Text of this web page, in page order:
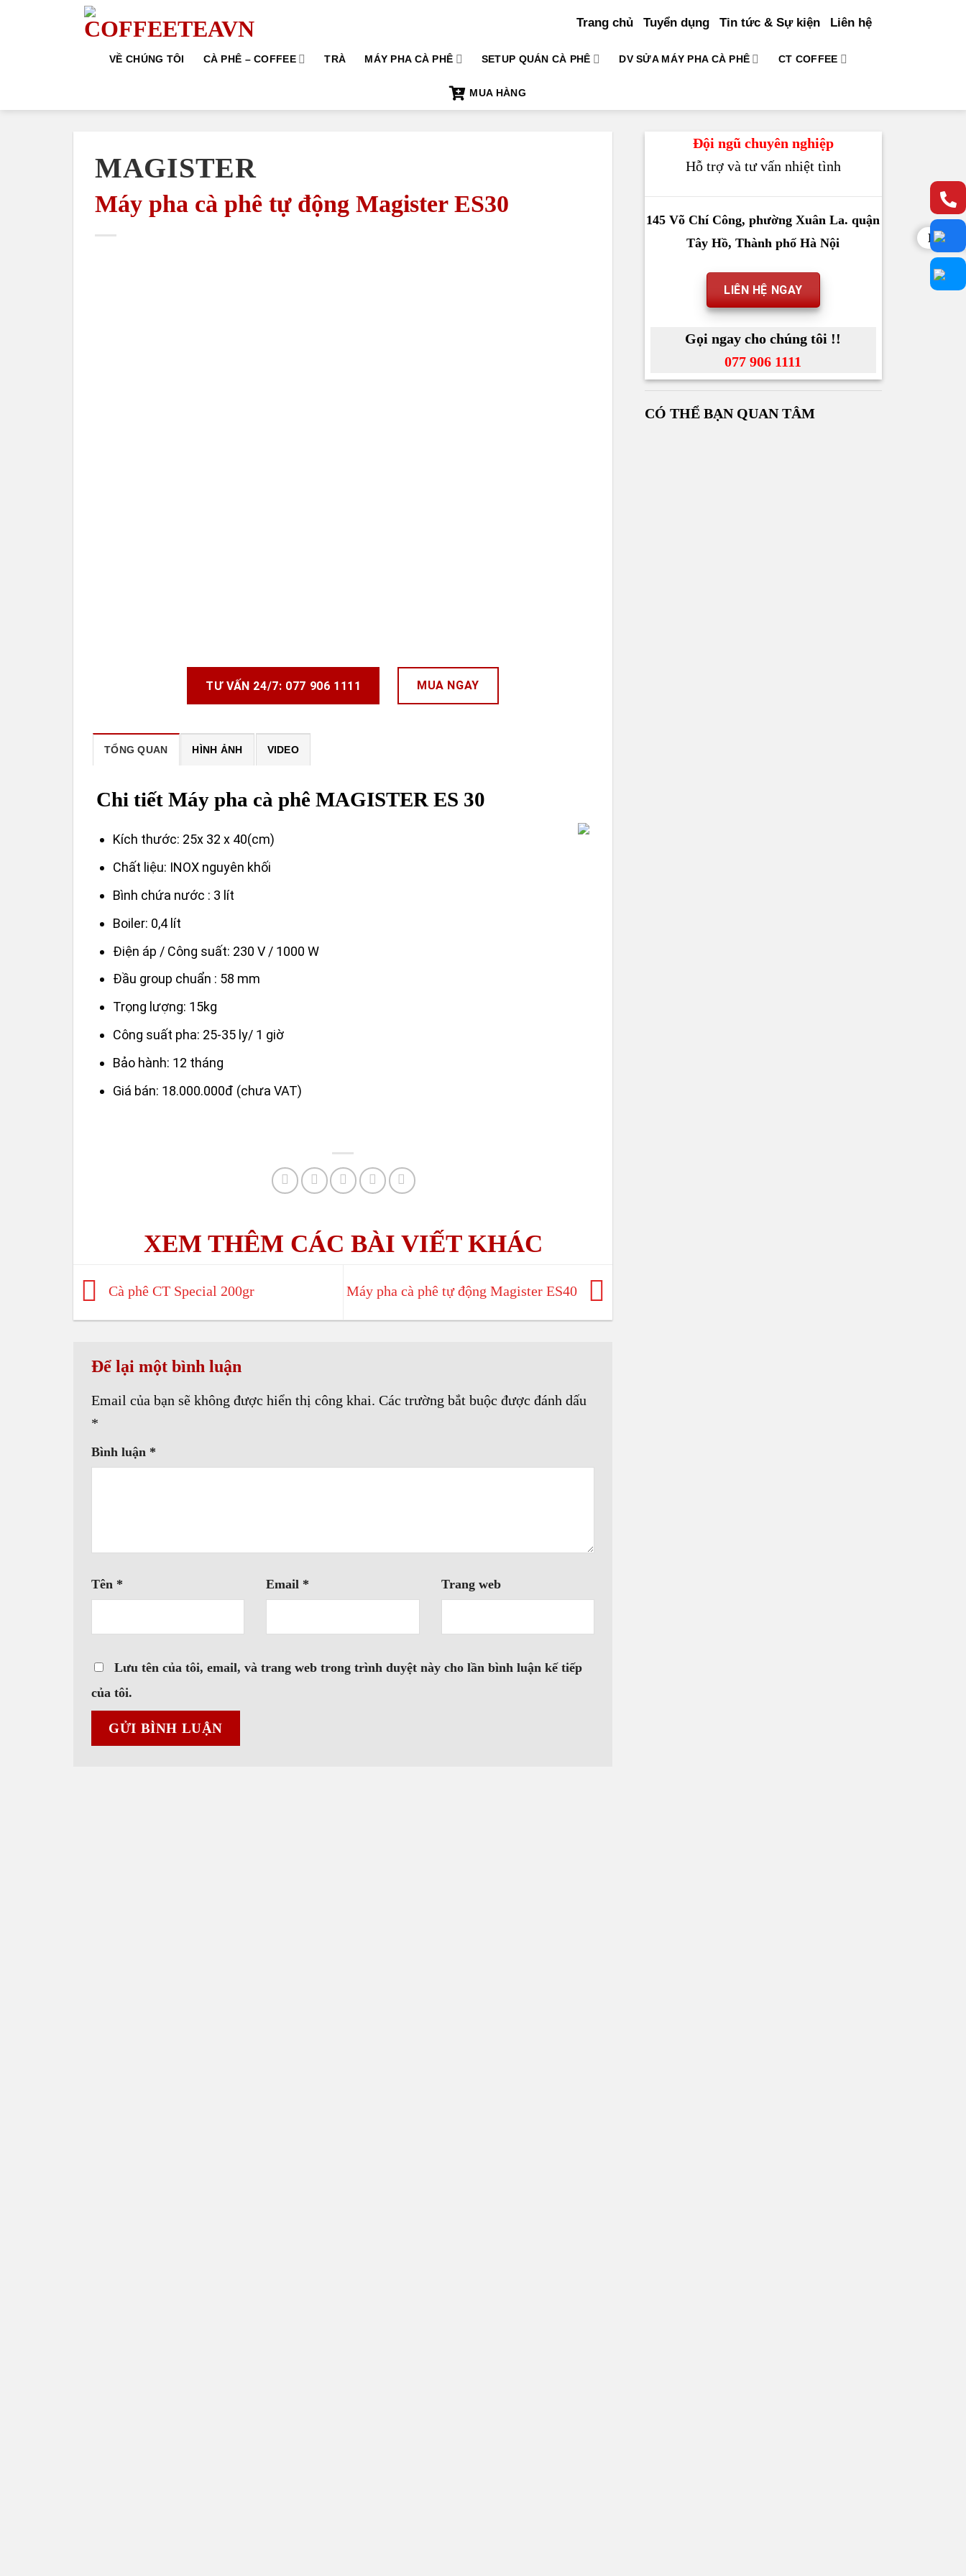
Trang chủ Tuyển dụng Tin tức & Sự kiện Liên hệ
VỀ CHÚNG TÔI CÀ PHÊ – COFFEE TRÀ MÁY PHA CÀ PHÊ SETUP QUÁN CÀ PHÊ DV SỬA MÁY PHA CÀ PHÊ CT COFFEE
MUA HÀNG
MAGISTER
Máy pha cà phê tự động Magister ES30
TƯ VẤN 24/7: 077 906 1111 MUA NGAY
TỔNG QUAN HÌNH ẢNH VIDEO
Chi tiết Máy pha cà phê MAGISTER ES 30
Kích thước: 25x 32 x 40(cm)
Chất liệu: INOX nguyên khối
Bình chứa nước : 3 lít
Boiler: 0,4 lít
Điện áp / Công suất: 230 V / 1000 W
Đầu group chuẩn : 58 mm
Trọng lượng: 15kg
Công suất pha: 25-35 ly/ 1 giờ
Bảo hành: 12 tháng
Giá bán: 18.000.000đ (chưa VAT)
Cà phê CT Special 200gr Máy pha cà phê tự động Magister ES40
Để lại một bình luận
Email của bạn sẽ không được hiển thị công khai. Các trường bắt buộc được đánh dấu
*
Bình luận *
Tên * Email * Trang web
Lưu tên của tôi, email, và trang web trong trình duyệt này cho lần bình luận kế tiếp
của tôi.
Đội ngũ chuyên nghiệp
Hỗ trợ và tư vấn nhiệt tình
145 Võ Chí Công, phường Xuân La. quận
Tây Hồ, Thành phố Hà Nội
LIÊN HỆ NGAY
Gọi ngay cho chúng tôi !!
077 906 1111
CÓ THỂ BẠN QUAN TÂM
Liên